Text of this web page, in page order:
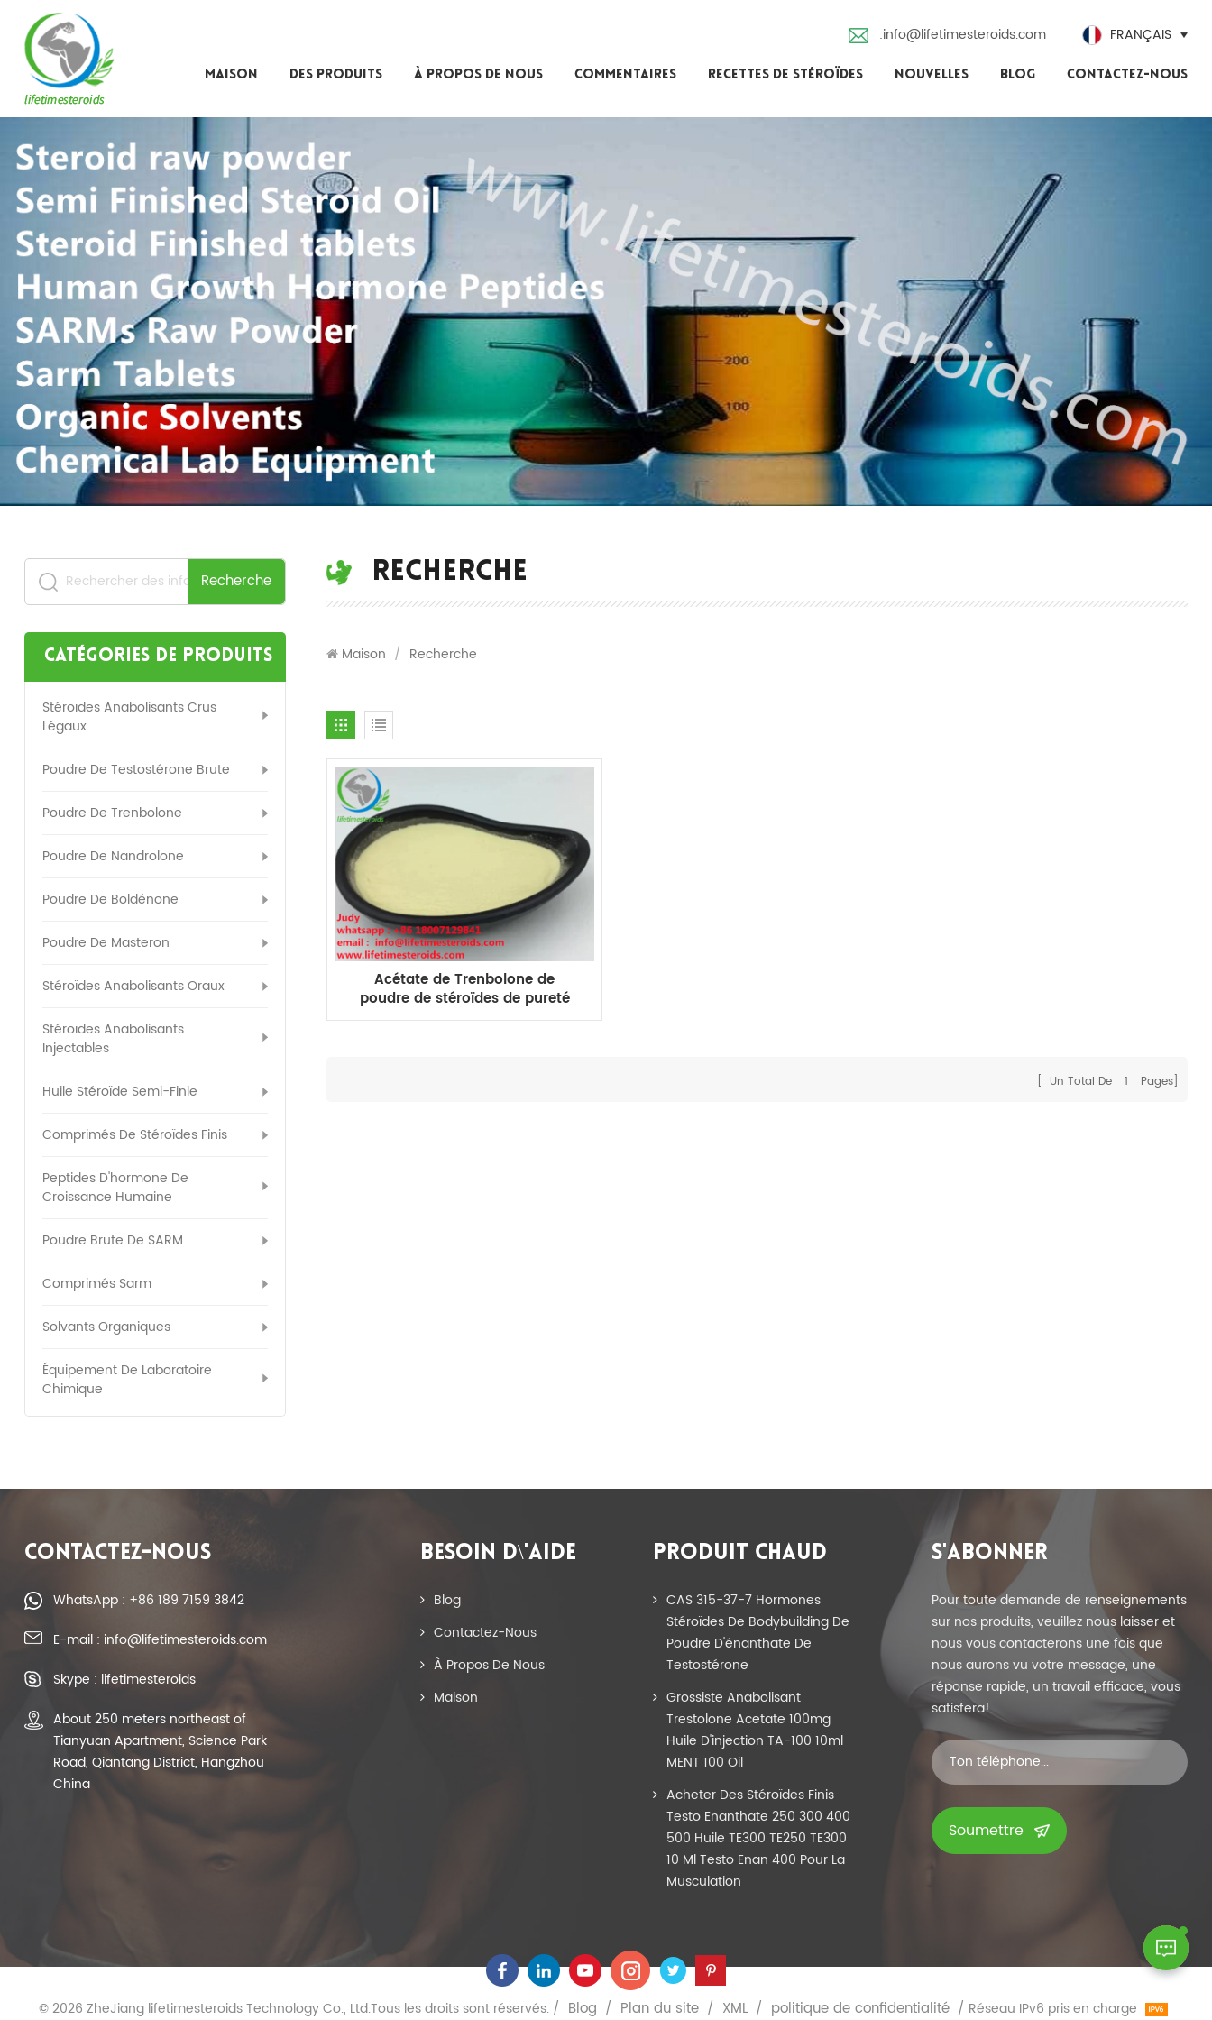
:info@lifetimesteroids.com FRANÇAIS
MAISON DES PRODUITS À PROPOS DE NOUS COMMENTAIRES RECETTES DE STÉROÏDES NOUVELLES BLOG CONTACTEZ-NOUS
Recherche
Catégories de produits
Stéroïdes Anabolisants Crus
Légaux
Poudre De Testostérone Brute
Poudre De Trenbolone
Poudre De Nandrolone
Poudre De Boldénone
Poudre De Masteron
Stéroïdes Anabolisants Oraux
Stéroïdes Anabolisants
Injectables
Huile Stéroïde Semi-Finie
Comprimés De Stéroïdes Finis
Peptides D'hormone De
Croissance Humaine
Poudre Brute De SARM
Comprimés Sarm
Solvants Organiques
Équipement De Laboratoire
Chimique
RECHERCHE
Maison / Recherche
Acétate de Trenbolone de
poudre de stéroïdes de pureté
de CAS 5630-53-5 99,99%
[ Un Total De 1 Pages]
CONTACTEZ-NOUS
WhatsApp : +86 189 7159 3842
E-mail : info@lifetimesteroids.com
Skype : lifetimesteroids
About 250 meters northeast of
Tianyuan Apartment, Science Park
Road, Qiantang District, Hangzhou
China
BESOIN D\'AIDE
Blog
Contactez-Nous
À Propos De Nous
Maison
PRODUIT CHAUD
CAS 315-37-7 Hormones
Stéroïdes De Bodybuilding De
Poudre D'énanthate De
Testostérone
Grossiste Anabolisant
Trestolone Acetate 100mg
Huile D'injection TA-100 10ml
MENT 100 Oil
Acheter Des Stéroïdes Finis
Testo Enanthate 250 300 400
500 Huile TE300 TE250 TE300
10 Ml Testo Enan 400 Pour La
Musculation
S'ABONNER
Pour toute demande de renseignements
sur nos produits, veuillez nous laisser et
nous vous contacterons une fois que
nous aurons vu votre message, une
réponse rapide, un travail efficace, vous
satisfera!
Soumettre
© 2026 ZheJiang lifetimesteroids Technology Co., Ltd.Tous les droits sont réservés. / Blog / Plan du site / XML / politique de confidentialité / Réseau IPv6 pris en charge